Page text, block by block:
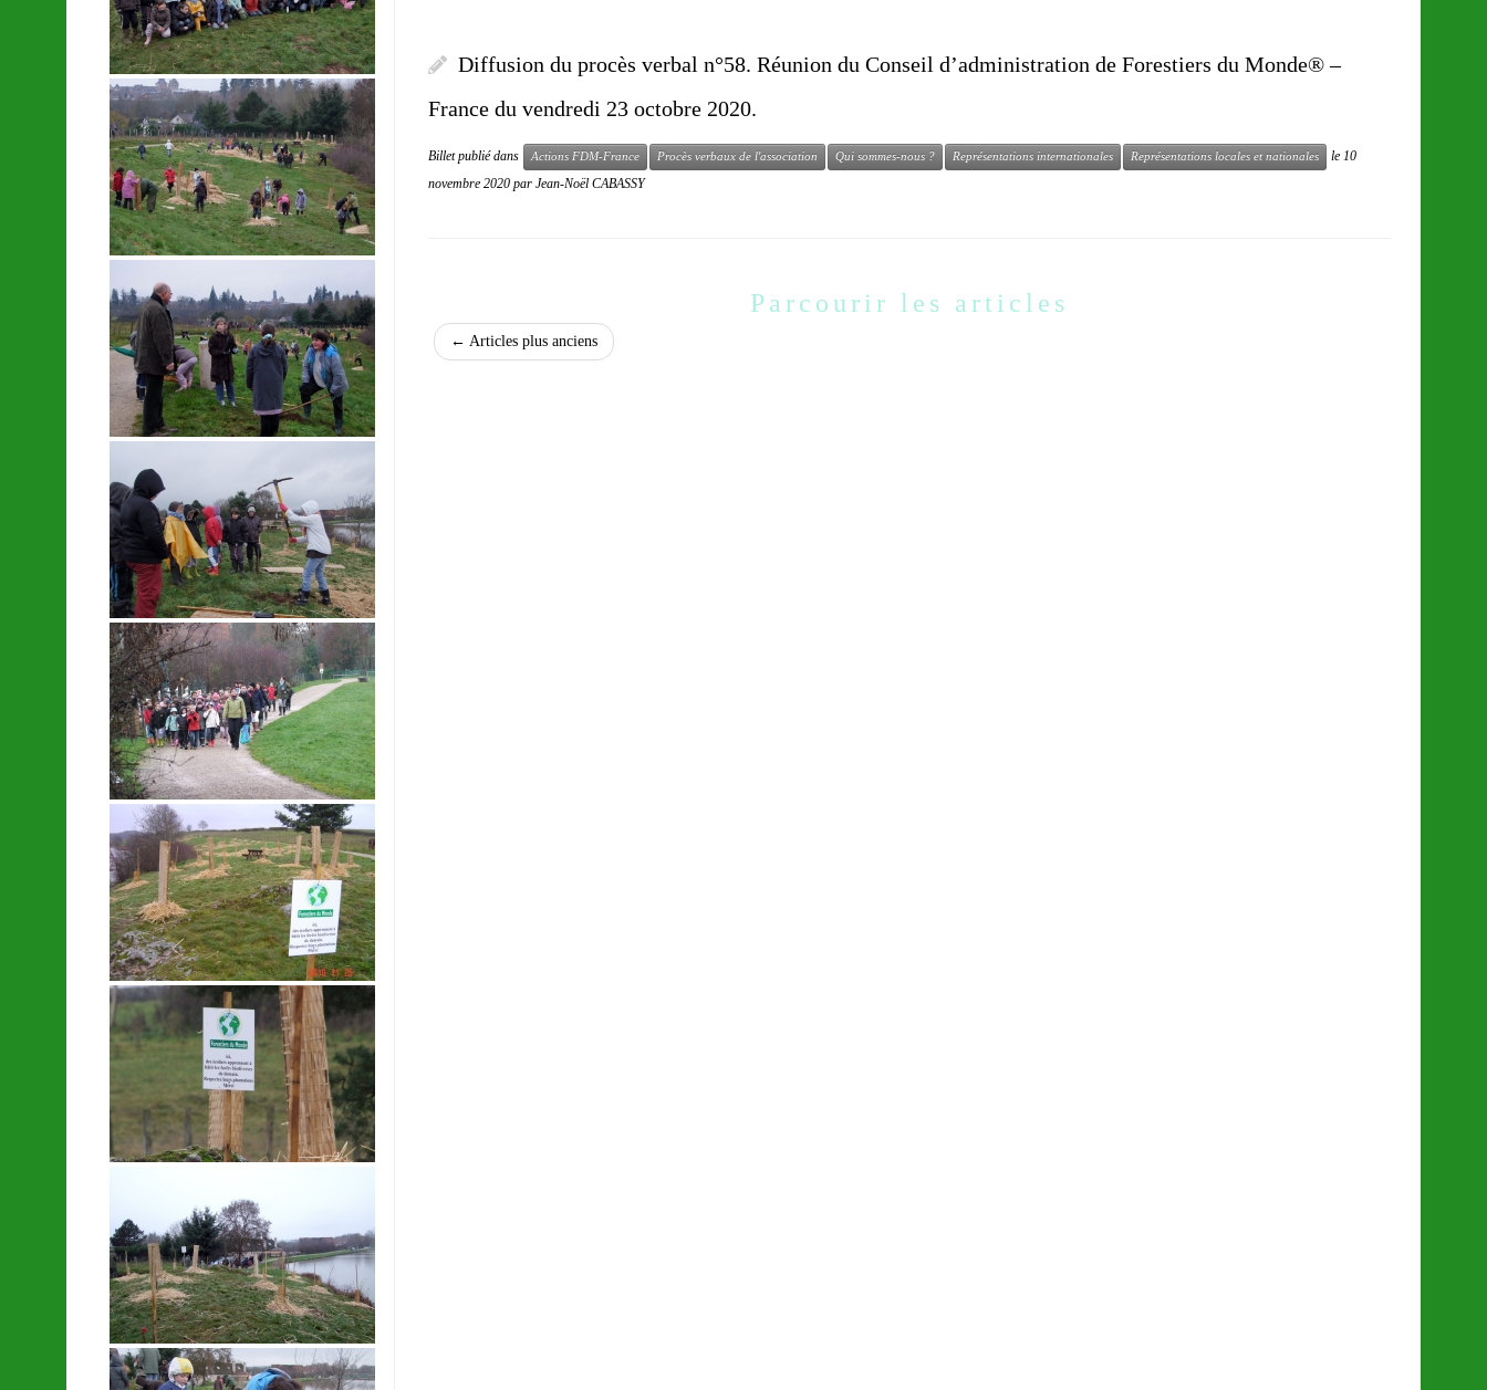
Diffusion du procès verbal n°58. Réunion du Conseil d’administration de Forestiers du Monde® –
France du vendredi 23 octobre 2020.
Billet publié dans Actions FDM-France Procès verbaux de l'association Qui sommes-nous ? Représentations internationales Représentations locales et nationales le 10
novembre 2020 par Jean-Noël CABASSY
Parcourir les articles
← Articles plus anciens